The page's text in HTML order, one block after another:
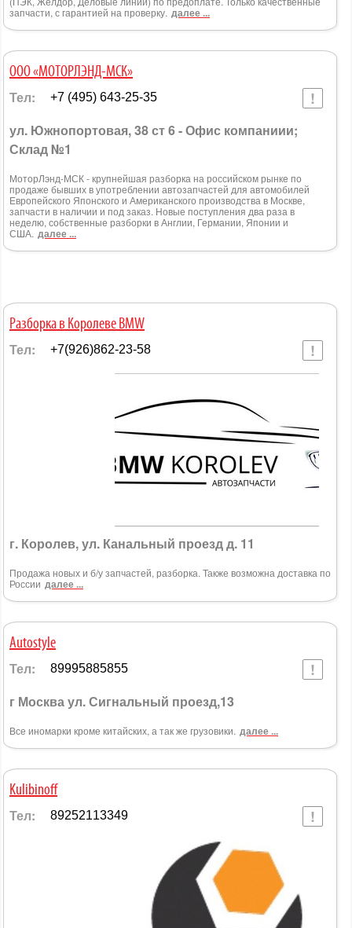
запчасти, с гарантией на проверку. далее ...
ООО «МОТОРЛЭНД-МСК»
Тел: +7 (495) 643-25-35
ул. Южнопортовая, 38 ст 6 - Офис компаниии;
Склад №1
МоторЛэнд-МСК - крупнейшая разборка на российском рынке по
продаже бывших в употреблении автозапчастей для автомобилей
Европейского Японского и Американского производства в Москве,
запчасти в наличии и под заказ. Новые поступления два раза в
неделю, собственные разборки в Англии, Германии, Японии и
США. далее ...
Разборка в Королеве BMW
Тел: +7(926)862-23-58
г. Королев, ул. Канальный проезд д. 11
Продажа новых и б/у запчастей, разборка. Также возможна доставка по
России далее ...
Autostyle
Тел: 89995885855
г Москва ул. Сигнальный проезд,13
Все иномарки кроме китайских, а так же грузовики. далее ...
Kulibinoff
Тел: 89252113349